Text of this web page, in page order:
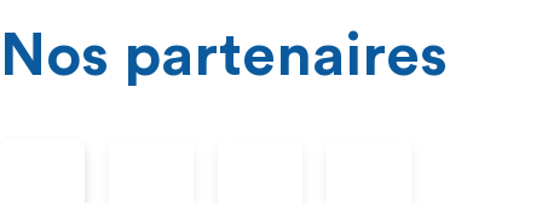
Nos partenaires